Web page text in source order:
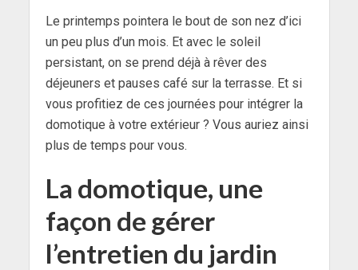
Le printemps pointera le bout de son nez d’ici
un peu plus d’un mois. Et avec le soleil
persistant, on se prend déjà à rêver des
déjeuners et pauses café sur la terrasse. Et si
vous profitiez de ces journées pour intégrer la
domotique à votre extérieur ? Vous auriez ainsi
plus de temps pour vous.
La domotique, une
façon de gérer
l’entretien du jardin